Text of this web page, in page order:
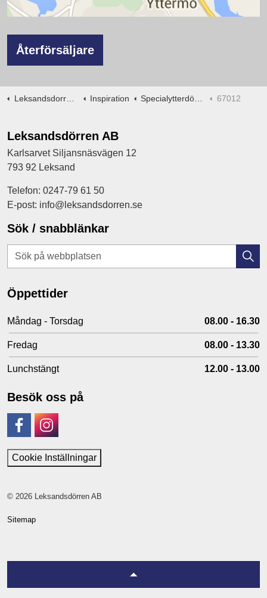
Återförsäljare
Leksandsdorren.se Inspiration Specialytterdörrar -ritningar 67012
Leksandsdörren AB
Karlsarvet Siljansnäsvägen 12
793 92 Leksand
Telefon: 0247-79 61 50
E-post: info@leksandsdorren.se
Sök / snabblänkar
Öppettider
Måndag - Torsdag 08.00 - 16.30
Fredag 08.00 - 13.30
Lunchstängt 12.00 - 13.00
Besök oss på
FacebookInstagram
Cookie Inställningar
© 2026 Leksandsdörren AB
Sitemap